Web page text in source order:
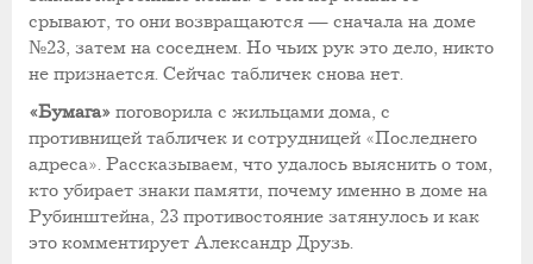
срывают, то они возвращаются — сначала на доме
№23, затем на соседнем. Но чьих рук это дело, никто
не признается. Сейчас табличек снова нет.
«Бумага» поговорила с жильцами дома, с
противницей табличек и сотрудницей «Последнего
адреса». Рассказываем, что удалось выяснить о том,
кто убирает знаки памяти, почему именно в доме на
Рубинштейна, 23 противостояние затянулось и как
это комментирует Александр Друзь.